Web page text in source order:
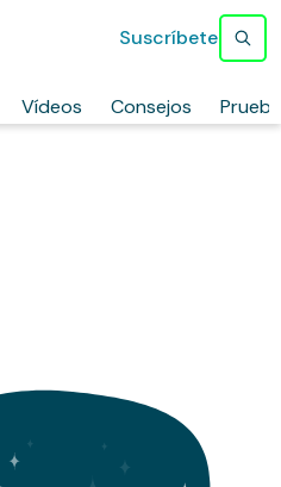
Vídeos Consejos
Suscríbete